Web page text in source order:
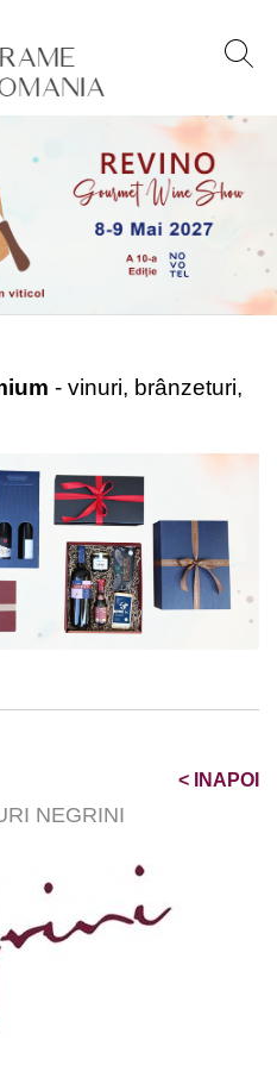
- vinuri, brânzeturi,
< INAPOI
NEGRINI